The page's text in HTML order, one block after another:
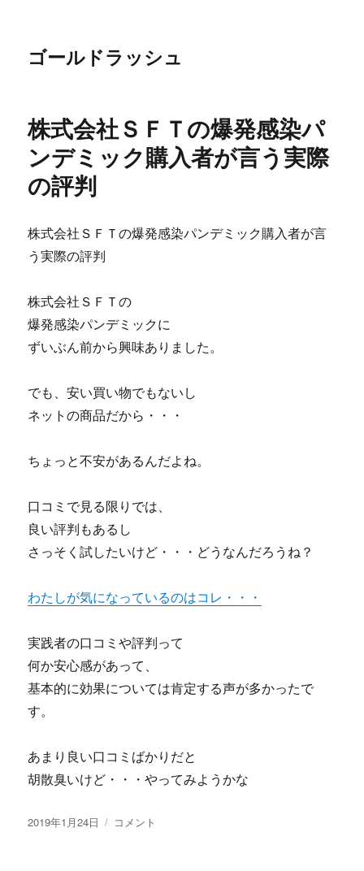
ゴールドラッシュ
株式会社ＳＦＴの爆発感染パ
ンデミック購入者が言う実際
の評判
株式会社ＳＦＴの爆発感染パンデミック購入者が言
う実際の評判
株式会社ＳＦＴの
爆発感染パンデミックに
ずいぶん前から興味ありました。
でも、安い買い物でもないし
ネットの商品だから・・・
ちょっと不安があるんだよね。
口コミで見る限りでは、
良い評判もあるし
さっそく試したいけど・・・どうなんだろうね？
わたしが気になっているのはコレ・・・
実践者の口コミや評判って
何か安心感があって、
基本的に効果については肯定する声が多かったで
す。
あまり良い口コミばかりだと
胡散臭いけど・・・やってみようかな
投
2019年1月24日
株
コメント